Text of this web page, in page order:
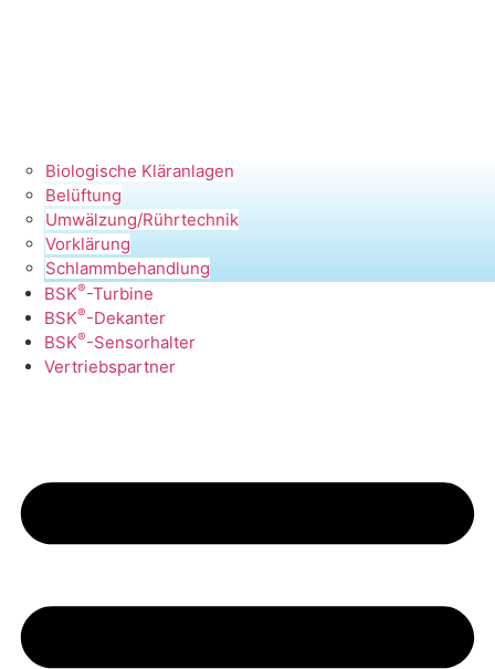
Biologische Kläranlagen
Belüftung
Umwälzung/Rührtechnik
Vorklärung
Schlammbehandlung
BSK®-Turbine
BSK®-Dekanter
BSK®-Sensorhalter
Vertriebspartner